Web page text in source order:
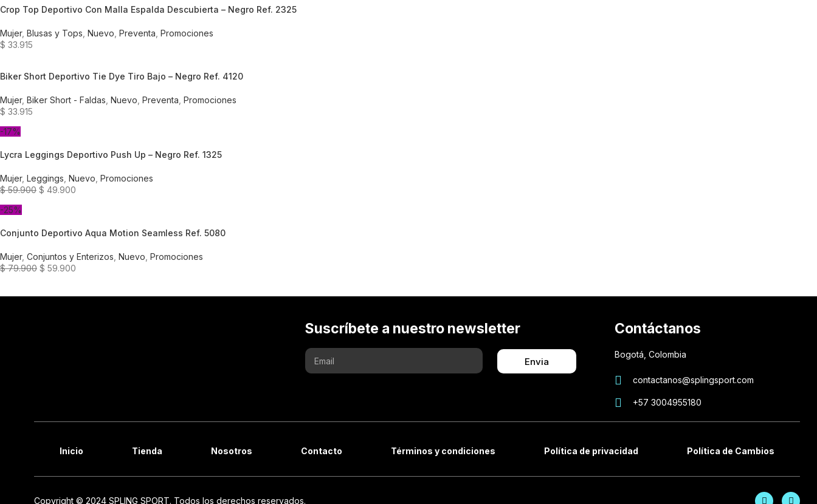
Crop Top Deportivo Con Malla Espalda Descubierta – Negro Ref. 2325
Mujer, Blusas y Tops Nuevo Preventa Promociones
$ 33.915
Biker Short Deportivo Tie Dye Tiro Bajo – Negro Ref. 4120
Mujer, Biker Short - Faldas Nuevo Preventa Promociones
$ 33.915
-17%
Lycra Leggings Deportivo Push Up – Negro Ref. 1325
Mujer, Leggings Nuevo Promociones
$59.900 $ 49.900
-25%
Conjunto Deportivo Aqua Motion Seamless Ref. 5080
Mujer, Conjuntos y Enterizos Nuevo Promociones
$79.900 $ 59.900
Suscríbete a nuestro newsletter
Envia
Contáctanos
Bogotá, Colombia
contactanos@splingsport.com
+57 3004955180
Inicio Tienda Nosotros Contacto Términos y condiciones Política de privacidad Política de Cambios
Copyright © 2024 SPLING SPORT. Todos los derechos reservados.